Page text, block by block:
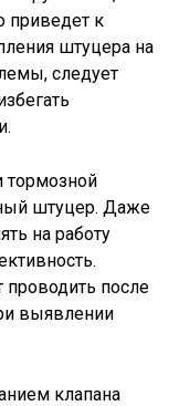
приведет к
штуцера на
следует
тормозной
штуцер. Даже
на работу
проводить после
выявлении
клапана